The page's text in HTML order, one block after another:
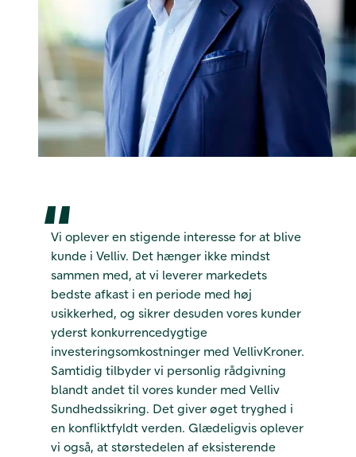
Vi oplever en stigende interesse for at blive
kunde i Velliv. Det hænger ikke mindst
sammen med, at vi leverer markedets
bedste afkast i en periode med høj
usikkerhed, og sikrer desuden vores kunder
yderst konkurrencedygtige
investeringsomkostninger med VellivKroner.
Samtidig tilbyder vi personlig rådgivning
blandt andet til vores kunder med Velliv
Sundhedssikring. Det giver øget tryghed i
en konfliktfyldt verden. Glædeligvis oplever
vi også, at størstedelen af eksisterende